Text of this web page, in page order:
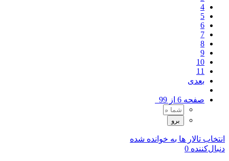
4
5
6
7
8
9
10
11
بعدی
صفحه 6 از 99
انتخاب تالار ها به خوانده شده
دنبال‌کننده 0